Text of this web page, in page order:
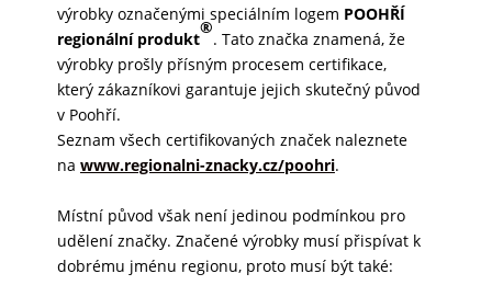
výrobky označenými speciálním logem POOHŘÍ
regionální produkt
®
. Tato značka znamená, že
výrobky prošly přísným procesem certifikace,
který zákazníkovi garantuje jejich skutečný původ
v Poohří.
Seznam všech certifikovaných značek naleznete
na www.regionalni-znacky.cz/poohri.
Místní původ však není jedinou podmínkou pro
udělení značky. Značené výrobky musí přispívat k
dobrému jménu regionu, proto musí být také: